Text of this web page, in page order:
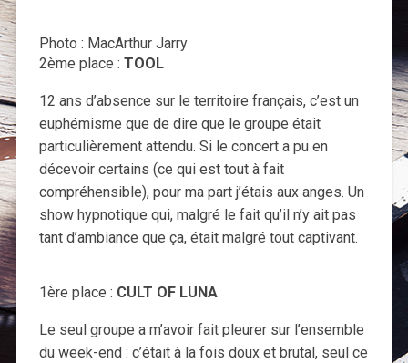
Photo : MacArthur Jarry
2ème place : TOOL
12 ans d’absence sur le territoire français, c’est un
euphémisme que de dire que le groupe était
particulièrement attendu. Si le concert a pu en
décevoir certains (ce qui est tout à fait
compréhensible), pour ma part j’étais aux anges. Un
show hypnotique qui, malgré le fait qu’il n’y ait pas
tant d’ambiance que ça, était malgré tout captivant.
1ère place : CULT OF LUNA
Le seul groupe a m’avoir fait pleurer sur l’ensemble
du week-end : c’était à la fois doux et brutal, seul ce